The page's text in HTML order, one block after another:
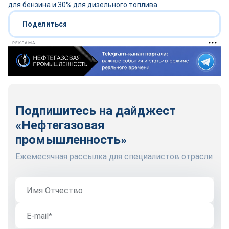
для бензина и 30% для дизельного топлива.
Поделиться
РЕКЛАМА
Подпишитесь на дайджест
«Нефтегазовая
промышленность»
Ежемесячная рассылка для специалистов отрасли